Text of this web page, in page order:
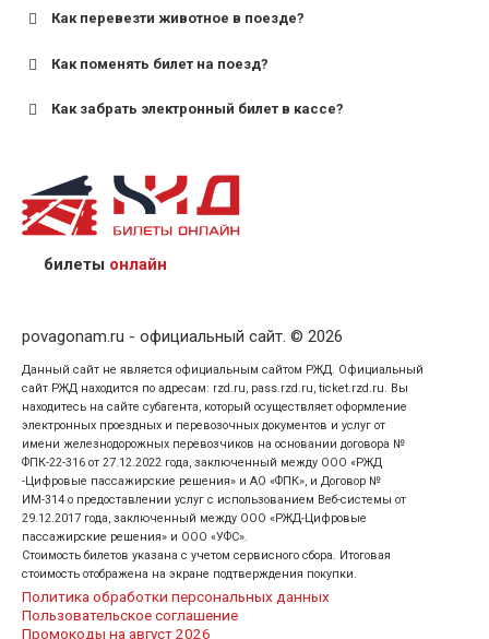
для пригородных поездов — от 7 лет.
Как перевезти животное в поезде?
Как поменять билет на поезд?
Как забрать электронный билет в кассе?
назвав кассиру 14-значный номер заказа;
предъявив удостоверение личности пассажира, на
кого оформлен билет.
билеты онлайн
povagonam.ru - официальный сайт. © 2026
Данный сайт не является официальным сайтом РЖД. Официальный
сайт РЖД находится по адресам: rzd.ru, pass.rzd.ru, ticket.rzd.ru. Вы
находитесь на сайте субагента, который осуществляет оформление
электронных проездных и перевозочных документов и услуг от
имени железнодорожных перевозчиков на основании договора №
ФПК-22-316 от 27.12.2022 года, заключенный между ООО «РЖД
-Цифровые пассажирские решения» и АО «ФПК», и Договор №
ИМ-314 о предоставлении услуг с использованием Веб-системы от
29.12.2017 года, заключенный между ООО «РЖД-Цифровые
пассажирские решения» и ООО «УФС».
Стоимость билетов указана с учетом сервисного сбора. Итоговая
стоимость отображена на экране подтверждения покупки.
Политика обработки персональных данных
Пользовательское соглашение
Промокоды на август 2026